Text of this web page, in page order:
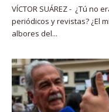
VÍCTOR SUÁREZ - ¿Tú no
periódicos y revistas? ¿El
albores del...